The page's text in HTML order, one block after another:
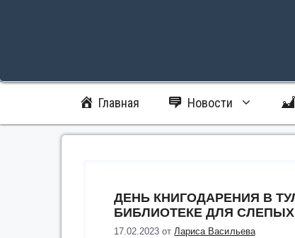
Главная Новости
ДЕНЬ КНИГОДАРЕНИЯ В
БИБЛИОТЕКЕ ДЛЯ СЛЕПЫХ
17.02.2023 отЛариса Васильева